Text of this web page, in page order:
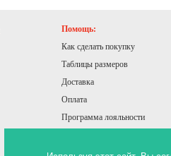
Помощь:
Как сделать покупку
Таблицы размеров
Доставка
Оплата
Программа лояльности
Советы покупателям